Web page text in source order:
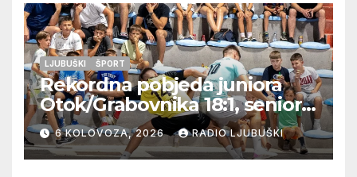
LJUBUŠKI ŠPORT
Rekordna pobjeda juniora
Otok/Grabovnika 18:1, seniori
Pregrađa u četvrtfinalu,
Veljaci i Cerno/Crnopod u
doigravanju, Grljevići završili
6 KOLOVOZA, 2026 RADIO LJUBUŠKI